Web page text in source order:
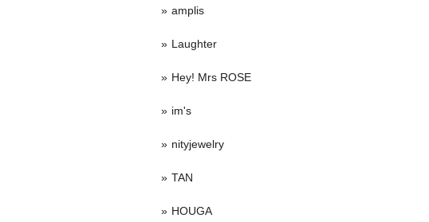
amplis
Laughter
Hey! Mrs ROSE
im's
nityjewelry
TAN
HOUGA